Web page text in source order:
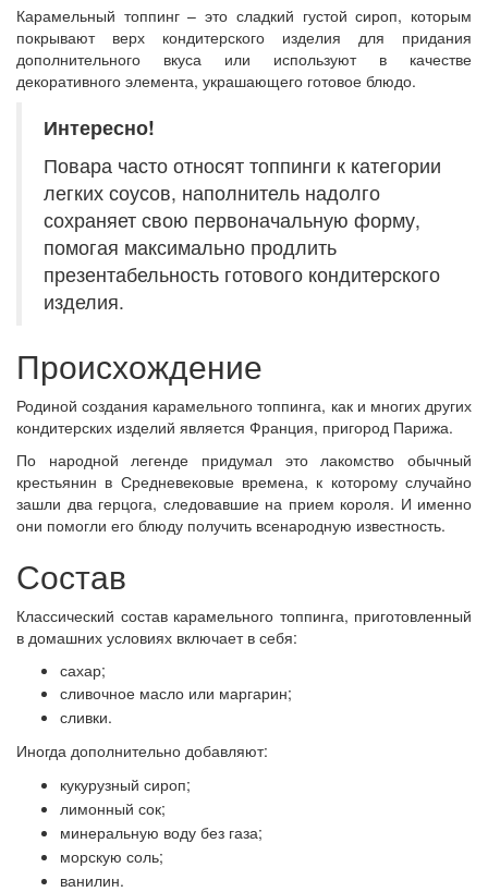
Карамельный топпинг – это сладкий густой сироп, которым
покрывают верх кондитерского изделия для придания
дополнительного вкуса или используют в качестве
декоративного элемента, украшающего готовое блюдо.
Интересно!
Повара часто относят топпинги к категории
легких соусов, наполнитель надолго
сохраняет свою первоначальную форму,
помогая максимально продлить
презентабельность готового кондитерского
изделия.
Происхождение
Родиной создания карамельного топпинга, как и многих других
кондитерских изделий является Франция, пригород Парижа.
По народной легенде придумал это лакомство обычный
крестьянин в Средневековые времена, к которому случайно
зашли два герцога, следовавшие на прием короля. И именно
они помогли его блюду получить всенародную известность.
Состав
Классический состав карамельного топпинга, приготовленный
в домашних условиях включает в себя:
сахар;
сливочное масло или маргарин;
сливки.
Иногда дополнительно добавляют:
кукурузный сироп;
лимонный сок;
минеральную воду без газа;
морскую соль;
ванилин.